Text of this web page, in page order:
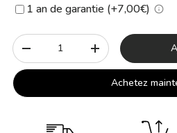
1 an de garantie (+7,00€)
Qté
-
+
Achetez